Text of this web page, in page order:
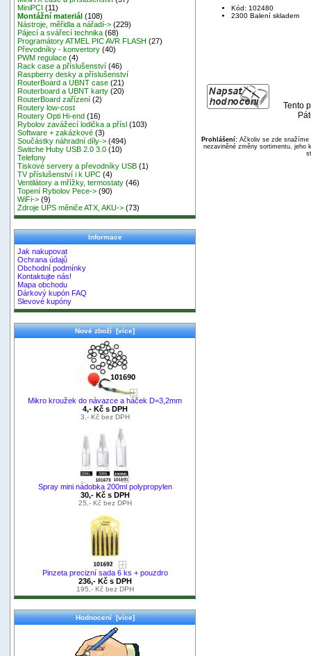
MiniPCI (11)
Montážní materiál (108)
Nástroje, měřidla a nářadí-> (229)
Pájecí a svářecí technika (68)
Programátory ATMEL PIC AVR FLASH (27)
Převodníky - konvertory (40)
PWM regulace (4)
Rack case a příslušenství (46)
Raspberry desky a příslušenství
RouterBoard a UBNT case (21)
Routerboard a UBNT karty (20)
RouterBoard zařízení (2)
Routery low-cost
Routery Opti Hi-end (16)
Rybolov zavážecí lodička a přísl (103)
Software + zakázkové (3)
Součástky náhradní díly-> (494)
Switche Huby USB 2.0 3.0 (10)
Telefony
Tiskové servery a převodníky USB (1)
TV příslušenství i k UPC (4)
Ventilátory a mřížky, termostaty (46)
Topení Rybolov Pece-> (90)
WiFi-> (9)
Zdroje UPS měniče ATX, AKU-> (73)
Informace
Jak nakupovat
Ochrana údajů
Obchodní podmínky
Kontaktujte nás!
Mapa obchodu
Dárkový kupón FAQ
Slevové kupóny
Nové zboží [více]
Mikro kroužek do návazce a háček D=3,2mm
4,- Kč s DPH
3,- Kč bez DPH
Spray mini nádobka 200ml polypropylen
30,- Kč s DPH
25,- Kč bez DPH
Pinzeta precizní sada 6 ks + pouzdro
236,- Kč s DPH
195,- Kč bez DPH
Hodnocení [více]
Kód: 102480
2300 Balení skladem
Tento
Prohlášení:Ačkoliv se zde snažíme
nezaviněné změny sortimentu, jeho